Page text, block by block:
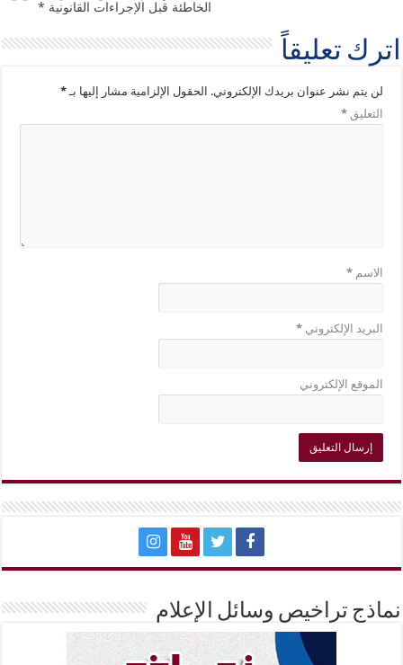
الخاطئة قبل الإجراءات القانونية *
اترك تعليقاً
لن يتم نشر عنوان بريدك الإلكتروني. الحقول الإلزامية مشار إليها بـ*
التعليق*
الاسم*
البريد الإلكتروني*
الموقع الإلكتروني
نماذج تراخيص وسائل الإعلام